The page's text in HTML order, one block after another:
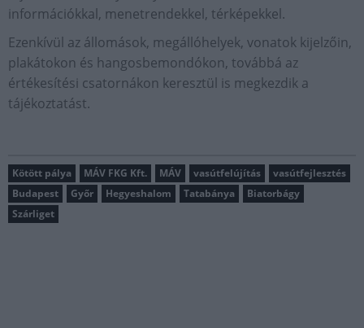
információkkal, menetrendekkel, térképekkel.
Ezenkívül az állomások, megállóhelyek, vonatok kijelzőin,
plakátokon és hangosbemondókon, továbbá az
értékesítési csatornákon keresztül is megkezdik a
tájékoztatást.
Kötött pálya MÁV FKG Kft. MÁV vasútfelújítás
vasútfejlesztés
Budapest
Győr Hegyeshalom Tatabánya
Biatorbágy
Szárliget